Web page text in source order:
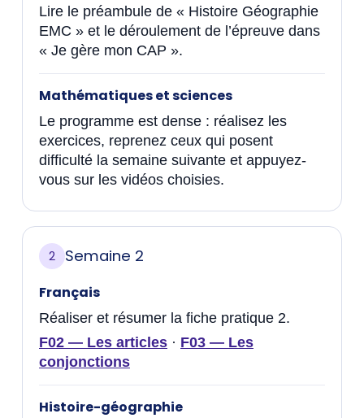
Lire le préambule de « Histoire Géographie
EMC » et le déroulement de l’épreuve dans
« Je gère mon CAP ».
Mathématiques et sciences
Le programme est dense : réalisez les
exercices, reprenez ceux qui posent
difficulté la semaine suivante et appuyez-
vous sur les vidéos choisies.
2 Semaine 2
Français
Réaliser et résumer la fiche pratique 2.
F02 — Les articles · F03 — Les
conjonctions
Histoire-géographie